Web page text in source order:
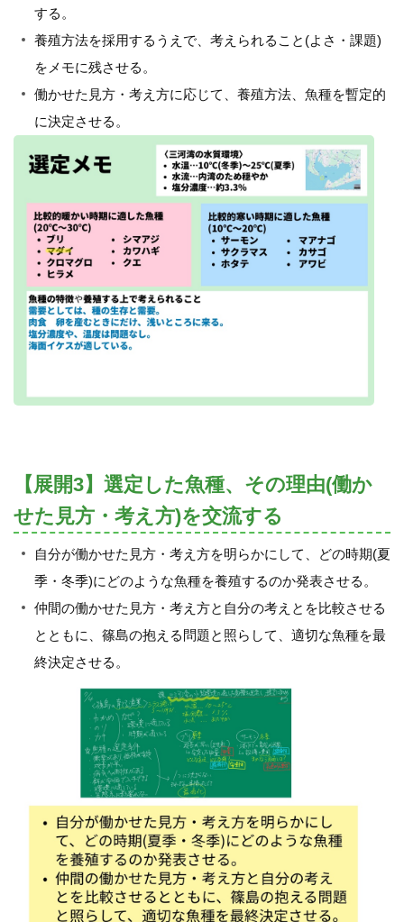
する。
養殖方法を採用するうえで、考えられること(よさ・課題)
をメモに残させる。
働かせた見方・考え方に応じて、養殖方法、魚種を暫定的
に決定させる。
【展開3】選定した魚種、その理由(働か
せた見方・考え方)を交流する
自分が働かせた見方・考え方を明らかにして、どの時期(夏
季・冬季)にどのような魚種を養殖するのか発表させる。
仲間の働かせた見方・考え方と自分の考えとを比較させる
とともに、篠島の抱える問題と照らして、適切な魚種を最
終決定させる。